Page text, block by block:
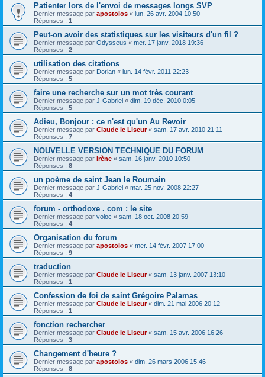
Patienter lors de l'envoi de messages longs SVP
Dernier message par apostolos « lun. 26 avr. 2004 10:50
Réponses : 1
Peut-on avoir des statistiques sur les visiteurs d'un fil ?
Dernier message par Odysseus « mer. 17 janv. 2018 19:36
Réponses : 2
utilisation des citations
Dernier message par Dorian « lun. 14 févr. 2011 22:23
Réponses : 5
faire une recherche sur un mot très courant
Dernier message par J-Gabriel « dim. 19 déc. 2010 0:05
Réponses : 5
Adieu, Bonjour : ce n'est qu'un Au Revoir
Dernier message par Claude le Liseur« sam. 17 avr. 2010 21:11
Réponses : 7
NOUVELLE VERSION TECHNIQUE DU FORUM
Dernier message par Irène « sam. 16 janv. 2010 10:50
Réponses : 8
un poème de saint Jean le Roumain
Dernier message par J-Gabriel « mar. 25 nov. 2008 22:27
Réponses : 4
forum - orthodoxe . com : le site
Dernier message par voloc « sam. 18 oct. 2008 20:59
Réponses : 4
Organisation du forum
Dernier message par apostolos « mer. 14 févr. 2007 17:00
Réponses : 9
traduction
Dernier message par Claude le Liseur« sam. 13 janv. 2007 13:10
Réponses : 1
Confession de foi de saint Grégoire Palamas
Dernier message par Claude le Liseur« dim. 21 mai 2006 20:12
Réponses : 1
fonction rechercher
Dernier message par Claude le Liseur« sam. 15 avr. 2006 16:26
Réponses : 3
Changement d'heure ?
Dernier message par apostolos « dim. 26 mars 2006 15:46
Réponses : 8